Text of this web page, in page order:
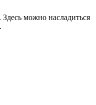
можно насладиться